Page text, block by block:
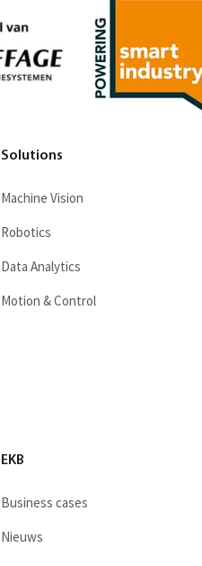
Solutions
Machine Vision
Robotics
Data Analytics
Motion & Control
EKB
Business cases
Nieuws